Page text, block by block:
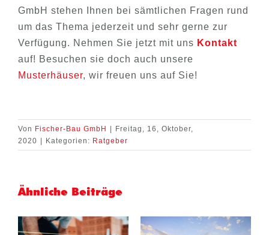
GmbH stehen Ihnen bei sämtlichen Fragen rund
um das Thema jederzeit und sehr gerne zur
Verfügung. Nehmen Sie jetzt mit uns Kontakt
auf! Besuchen sie doch auch unsere
Musterhäuser, wir freuen uns auf Sie!
Von Fischer-Bau GmbH | Freitag, 16, Oktober,
2020 | Kategorien: Ratgeber
Ähnliche Beiträge